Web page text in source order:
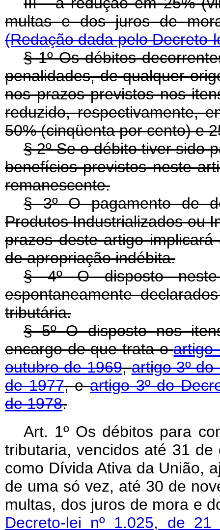
multas e dos juros de
(Redação dada pelo Decreto-
§ 1º Os débitos
penalidades, de qualquer
nos prazos previstos nos
reduzido, respectivamente,
50% (cinqüenta por cento) e
§ 2º Se o débito tiver sido
benefícios previstos neste
remanescente.
§ 3º O pagamento de
Produtos Industrializados ou
prazos deste artigo
de apropriação indébita.
§ 4º O disposto neste
espontaneamente
tributária.
§ 5º O disposto nos
encargo de que trata oartigo
outubro de 1969,artigo 3º
de 1977, eartigo 3º do
de 1978.
Art. 1º Os débitos para
tributaria, vencidos até 31
como Dívida Ativa da União,
de uma só vez, até 30 de
multas, dos juros de mora e
Decreto-lei nº 1.025, de